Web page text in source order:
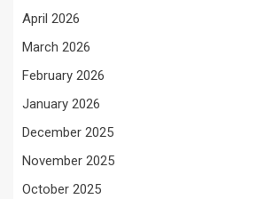
April 2026
March 2026
February 2026
January 2026
December 2025
November 2025
October 2025